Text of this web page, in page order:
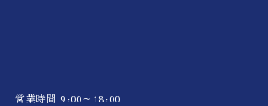
営業時間 9:00～18:00